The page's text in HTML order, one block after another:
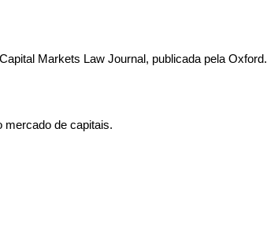
Markets Law Journal, publicada pela Oxford.
mercado de capitais.